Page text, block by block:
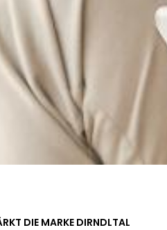
DIE MARKE DIRNDLTAL